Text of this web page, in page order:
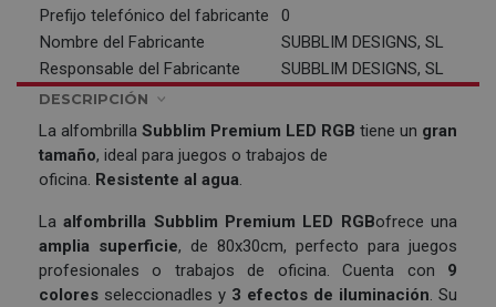
Prefijo telefónico del fabricante
0
Nombre del Fabricante
SUBBLIM DESIGNS, SL
Responsable del Fabricante
SUBBLIM DESIGNS, SL
DESCRIPCIÓN
La alfombrilla Subblim Premium LED RGB tiene un gran
tamaño, ideal para juegos o trabajos de
oficina. Resistente al agua.
Laalfombrilla Subblim Premium LED RGBofrece una
amplia superficie, de 80x30cm, perfecto para juegos
profesionales o trabajos de oficina. Cuenta con 9
colores seleccionadles y 3 efectos de iluminación. Su